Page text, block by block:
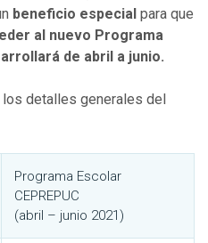
beneficio especial para que
al nuevo Programa
de abril a junio.
los detalles generales del
Programa Escolar
CEPREPUC
(abril – junio 2021)